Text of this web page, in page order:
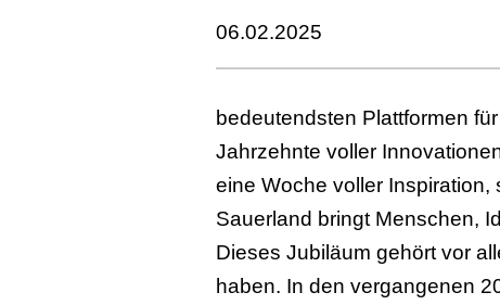
06.02.2025
bedeutendsten Plattformen
Jahrzehnte voller
eine Woche voller
Sauerland bringt Menschen,
Dieses Jubiläum gehört vor
haben. In den vergangenen